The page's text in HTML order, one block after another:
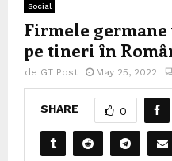
Social
Firmele
pe tineri în
de GT Post May 25, 2022
SHARE 0